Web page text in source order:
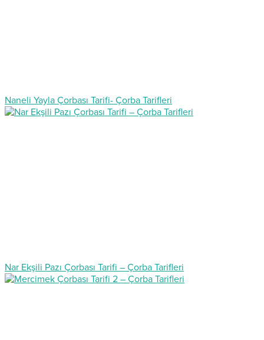
Naneli Yayla Çorbası Tarifi- Çorba Tarifleri
Nar Ekşili Pazı Çorbası Tarifi – Çorba Tarifleri